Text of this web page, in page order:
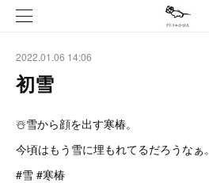
2022.01.06 14:06
初雪
☃️雪から顔を出す寒椿。
今頃はもう雪に埋もれてるだろうなぁ。
#雪 #寒椿